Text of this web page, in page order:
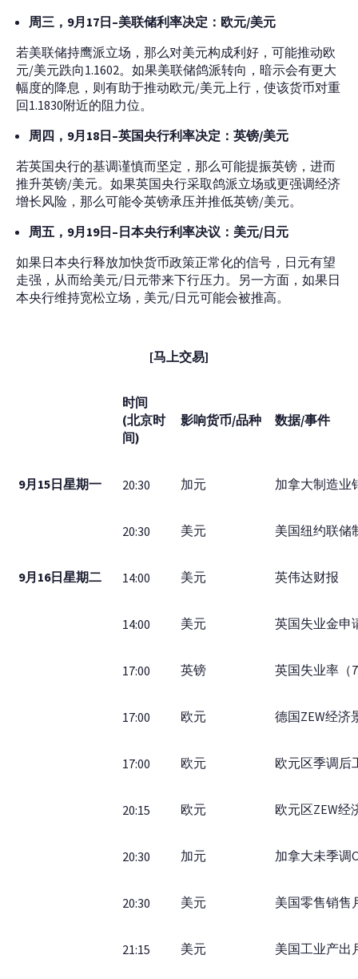
周三， 9月17日–美联储利率决定：欧元/美元
若美联储持鹰派立场，那么对美元构成利好，可能推动欧
元/美元跌向1.1602。如果美联储鸽派转向，暗示会有更大
幅度的降息，则有助于推动欧元/美元上行，使该货币对重
回1.1830附近的阻力位。
周四， 9月18日–英国央行利率决定：英镑/美元
若英国央行的基调谨慎而坚定，那么可能提振英镑，进而
推升英镑/美元。如果英国央行采取鸽派立场或更强调经济
增长风险，那么可能令英镑承压并推低英镑/美元。
周五， 9月19日–日本央行利率决议：美元/日元
如果日本央行释放加快货币政策正常化的信号，日元有望
走强，从而给美元/日元带来下行压力。另一方面，如果日
本央行维持宽松立场，美元/日元可能会被推高。
[马上交易]
时间
(北京时
间)
影响货币/品种 数据/事件
9月15日星期一 20:30 加元 加拿大制造业
20:30 美元 美国纽约联储
9月16日星期二 14:00 美元 英伟达财报
14:00 美元 英国失业金申
17:00 英镑 英国失业率（
17:00 欧元 德国ZEW经济
17:00 欧元 欧元区季调后
20:15 欧元 欧元区ZEW经
20:30 加元 加拿大未季调
20:30 美元 美国零售销售
21:15 美元 美国工业产出